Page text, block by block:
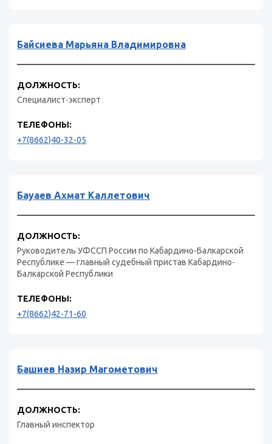
Байсиева Марьяна Владимировна
ДОЛЖНОСТЬ:
Специалист-эксперт
ТЕЛЕФОНЫ:
+7(8662)40-32-05
Бауаев Ахмат Каллетович
ДОЛЖНОСТЬ:
Руководитель УФССП России по Кабардино-Балкарской
Республике — главный судебный пристав Кабардино-
Балкарской Республики
ТЕЛЕФОНЫ:
+7(8662)42-71-60
Башиев Назир Магометович
ДОЛЖНОСТЬ:
Главный инспектор